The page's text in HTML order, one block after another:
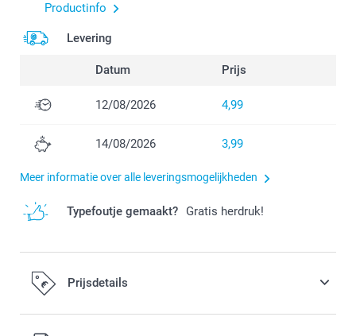
Productinfo
Levering
Datum Prijs
12/08/2026 4,99
14/08/2026 3,99
Meer informatie over alle leveringsmogelijkheden
Typefoutje gemaakt? Gratis herdruk!
Prijsdetails